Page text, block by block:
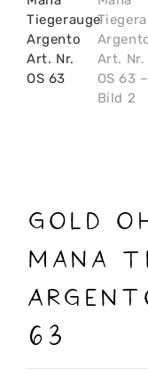
Gold
Mana
63